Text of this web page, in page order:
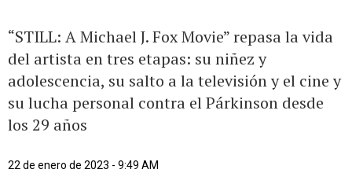
“STILL: A Michael J. Fox Movie” repasa la vida
del artista en tres etapas: su niñez y
adolescencia, su salto a la televisión y el cine y
su lucha personal contra el Párkinson desde
los 29 años
22 de enero de 2023 - 9:49 AM